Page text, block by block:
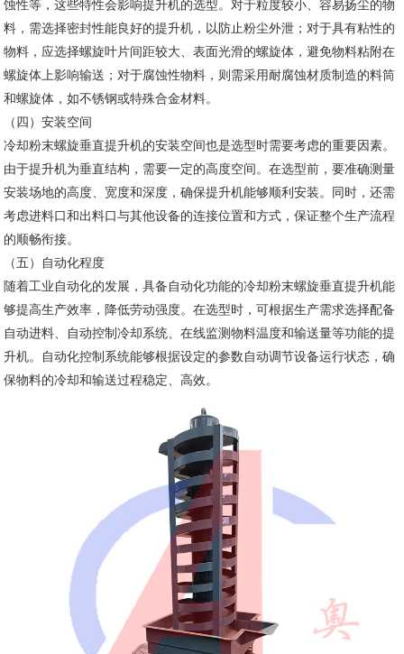
蚀性等，这些特性会影响提升机的选型。对于粒度较小、容易扬尘的物
料，需选择密封性能良好的提升机，以防止粉尘外泄；对于具有粘性的
物料，应选择螺旋叶片间距较大、表面光滑的螺旋体，避免物料粘附在
螺旋体上影响输送；对于腐蚀性物料，则需采用耐腐蚀材质制造的料筒
和螺旋体，如不锈钢或特殊合金材料。
（四）安装空间
冷却粉末螺旋垂直提升机的安装空间也是选型时需要考虑的重要因素。
由于提升机为垂直结构，需要一定的高度空间。在选型前，要准确测量
安装场地的高度、宽度和深度，确保提升机能够顺利安装。同时，还需
考虑进料口和出料口与其他设备的连接位置和方式，保证整个生产流程
的顺畅衔接。
（五）自动化程度
随着工业自动化的发展，具备自动化功能的冷却粉末螺旋垂直提升机能
够提高生产效率，降低劳动强度。在选型时，可根据生产需求选择配备
自动进料、自动控制冷却系统、在线监测物料温度和输送量等功能的提
升机。自动化控制系统能够根据设定的参数自动调节设备运行状态，确
保物料的冷却和输送过程稳定、高效。